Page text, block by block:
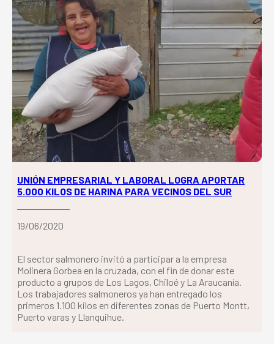
UNIÓN EMPRESARIAL Y LABORAL LOGRA APORTAR
5.000 KILOS DE HARINA PARA VECINOS DEL SUR
19/06/2020
El sector salmonero invitó a participar a la empresa
Molinera Gorbea en la cruzada, con el fin de donar este
producto a grupos de Los Lagos, Chiloé y La Araucanía.
Los trabajadores salmoneros ya han entregado los
primeros 1.100 kilos en diferentes zonas de Puerto Montt,
Puerto varas y Llanquihue.